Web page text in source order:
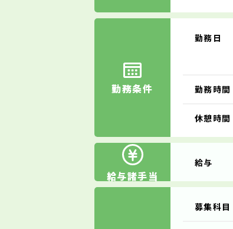
勤務条件
勤務日
勤務時間
休憩時間
給与諸手当
給与
募集科目